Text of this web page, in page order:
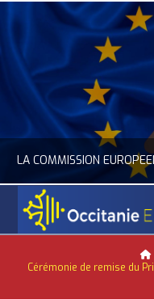
ACTUALITÉ DE L'UNION EUROPÉENNE,
Cérémonie de remise du